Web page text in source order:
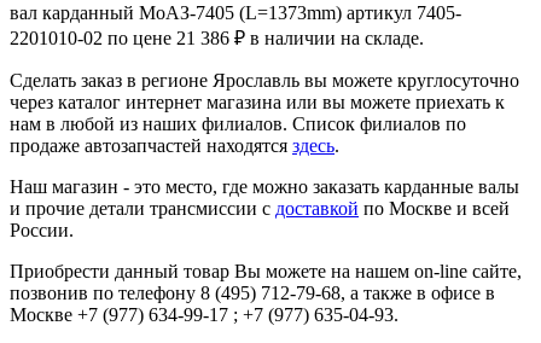
вал карданный МоАЗ-7405 (L=1373mm) артикул 7405-
2201010-02 по цене 21 386 ₽ в наличии на складе.
Сделать заказ в регионе Ярославль вы можете круглосуточно
через каталог интернет магазина или вы можете приехать к
нам в любой из наших филиалов. Список филиалов по
продаже автозапчастей находятся здесь.
Наш магазин - это место, где можно заказать карданные валы
и прочие детали трансмиссии с доставкой по Москве и всей
России.
Приобрести данный товар Вы можете на нашем on-line сайте,
позвонив по телефону 8 (495) 712-79-68, а также в офисе в
Москве +7 (977) 634-99-17 ; +7 (977) 635-04-93.